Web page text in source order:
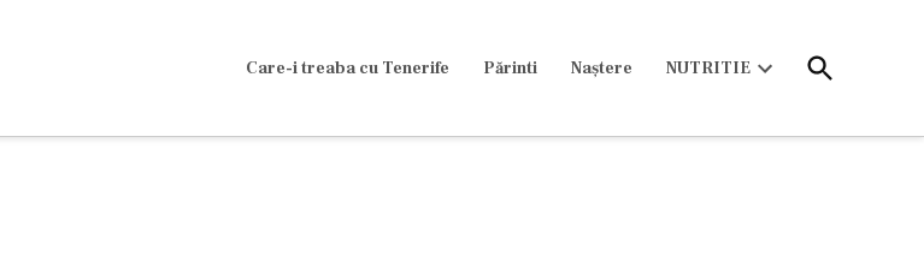
Care-i treaba cu Tenerife Părinti Naștere NUTRITIE
Open
Search